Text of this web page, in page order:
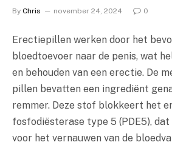
By Chris november 24, 2024 0
Erectiepillen werken door het
bloedtoevoer naar de penis, wat
en behouden van een erectie. De
pillen bevatten een ingrediënt
remmer. Deze stof blokkeert het
fosfodiësterase type 5 (PDE5),
voor het vernauwen van de